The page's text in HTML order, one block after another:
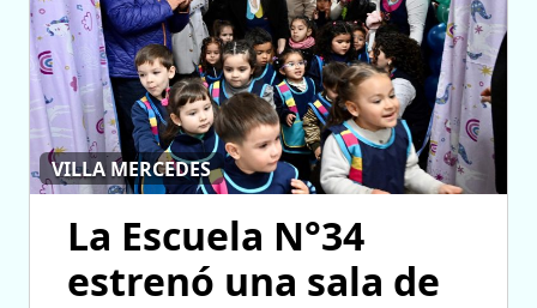
VILLA MERCEDES
La Escuela N°34
estrenó una sala de